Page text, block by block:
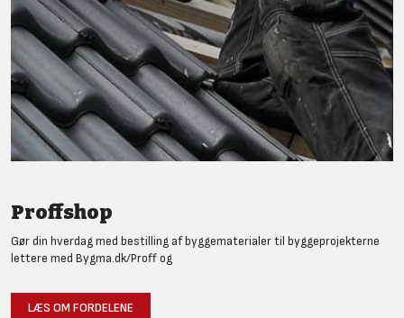
Proffshop
Gør din hverdag med bestilling af byggematerialer til byggeprojekterne
lettere med Bygma.dk/Proff og
LÆS OM FORDELENE